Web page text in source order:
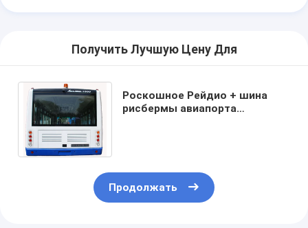
Получить Лучшую Цену Для
Роскошное Рейдио + шина
рисбермы авиапорта
Продолжать